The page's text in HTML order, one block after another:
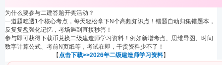
为什么要参与二建答题开奖活动？
一道题吃透1个核心考点，每天轻松拿下N个高频知识点！错题自动归集错题本，
反复复盘强化记忆，考场遇到直接秒答！
参与即可获得下载币兑换二级建造师学习资料！例如新增考点、思维导图、时间
数字计算公式、考前N页纸等，考试在即，干货资料少不了！
【 点击下载>>2026年二级建造师学习资料】